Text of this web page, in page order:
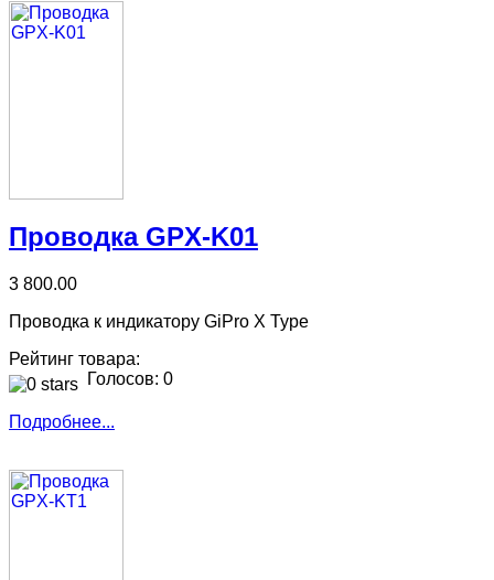
Проводка GPX-K01
3 800.00
Проводка к индикатору GiPro X Type
Рейтинг товара:
Голосов: 0
Подробнее...